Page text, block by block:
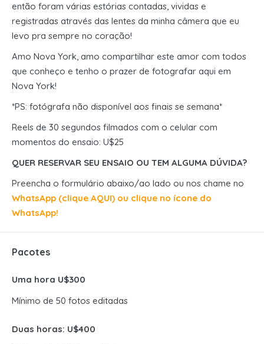
então foram várias estórias contadas, vividas e
registradas através das lentes da minha câmera que eu
levo pra sempre no coração!
Amo Nova York, amo compartilhar este amor com todos
que conheço e tenho o prazer de fotografar aqui em
Nova York!
*PS: fotógrafa não disponível aos finais se semana*
Reels de 30 segundos filmados com o celular com
momentos do ensaio: U$25
QUER RESERVAR SEU ENSAIO OU TEM ALGUMA DÚVIDA?
Preencha o formulário abaixo/ao lado ou nos chame no
WhatsApp (clique AQUI) ou clique no ícone do
WhatsApp!
Pacotes
Uma hora U$300
Mínimo de 50 fotos editadas
Duas horas: U$400